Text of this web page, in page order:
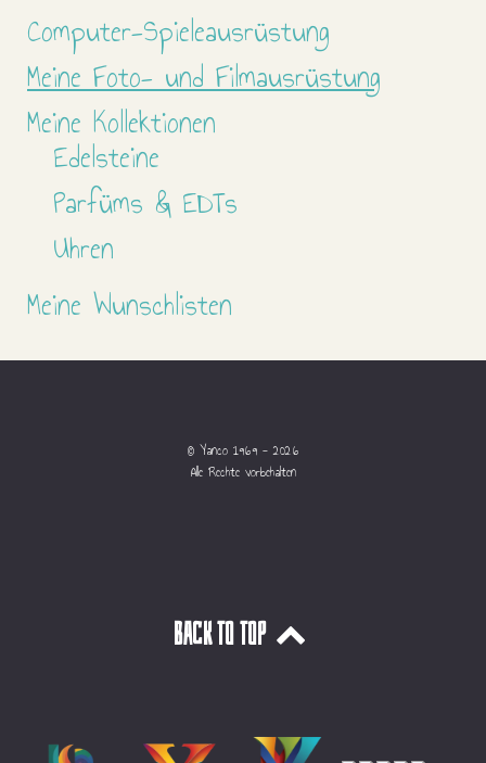
Computer-Spieleausrüstung
Meine Foto- und Filmausrüstung
Meine Kollektionen
Edelsteine
Parfüms & EDTs
Uhren
Meine Wunschlisten
© Yanco 1969 - 2026
Alle Rechte vorbehalten
Back to top